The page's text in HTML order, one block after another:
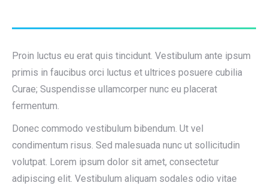
Proin luctus eu erat quis tincidunt. Vestibulum ante ipsum
primis in faucibus orci luctus et ultrices posuere cubilia
Curae; Suspendisse ullamcorper nunc eu placerat
fermentum.
Donec commodo vestibulum bibendum. Ut vel
condimentum risus. Sed malesuada nunc ut sollicitudin
volutpat. Lorem ipsum dolor sit amet, consectetur
adipiscing elit. Vestibulum aliquam sodales odio vitae